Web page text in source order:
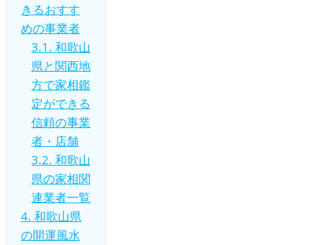
きるおすす
めの事業者
3.1. 和歌山
県と関西地
方で家相鑑
定ができる
信頼の事業
者・店舗
3.2. 和歌山
県の家相関
連業者一覧
4. 和歌山県
の開運風水